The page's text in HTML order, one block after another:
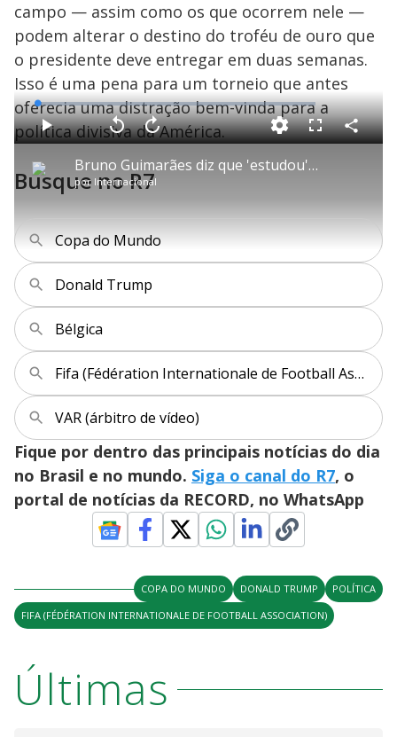
campo — assim como os que ocorrem nele —
podem alterar o destino do troféu de ouro que
o presidente deve entregar em duas semanas.
Isso é uma pena para um torneio que antes
oferecia uma distração bem-vinda para a
política divisiva da América.
P
l
a
y
V
i
d
e
o
Bruno Guimarães diz que 'estudou' goleiro da Noruega antes de perder pênalti na Copa
por Internacional
P V
a
r
u
n
o
A
n
ç
a
g
u
d
s
u
o
L
o
a
d
e
:
1
.
7
F
l
C
o
Busque no R7
Copa do Mundo
Donald Trump
Bélgica
Fifa (Fédération Internationale de Football Association)
VAR (árbitro de vídeo)
Fique por dentro das principais notícias do dia
no Brasil e no mundo. Siga o canal do R7, o
portal de notícias da RECORD, no WhatsApp
COPA DO MUNDO DONALD TRUMP
POLÍTICA
FIFA (FÉDÉRATION INTERNATIONALE DE FOOTBALL ASSOCIATION)
Últimas